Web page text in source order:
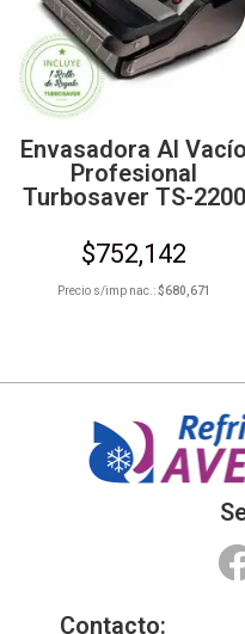
Envasadora Al Vacío
Profesional
Turbosaver TS-2200
$752,142
Precio s/imp nac.:$680,671
Contacto: